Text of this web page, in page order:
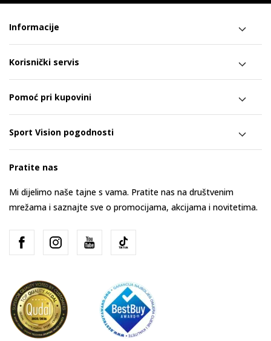
Informacije
Korisnički servis
Pomoć pri kupovini
Sport Vision pogodnosti
Pratite nas
Mi dijelimo naše tajne s vama. Pratite nas na društvenim
mrežama i saznajte sve o promocijama, akcijama i novitetima.